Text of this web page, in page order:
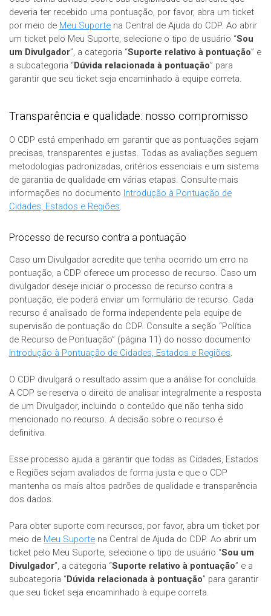
deveria ter recebido uma pontuação, por favor, abra um ticket
por meio de Meu Suporte na Central de Ajuda do CDP. Ao abrir
um ticket pelo Meu Suporte, selecione o tipo de usuário “Sou
um Divulgador”, a categoria “Suporte relativo à pontuação” e
a subcategoria “Dúvida relacionada à pontuação” para
garantir que seu ticket seja encaminhado à equipe correta.
Transparência e qualidade: nosso compromisso
O CDP está empenhado em garantir que as pontuações sejam
precisas, transparentes e justas. Todas as avaliações seguem
metodologias padronizadas, critérios essenciais e um sistema
de garantia de qualidade em várias etapas. Consulte mais
informações no documento Introdução à Pontuação de
Cidades, Estados e Regiões.
Processo de recurso contra a pontuação
Caso um Divulgador acredite que tenha ocorrido um erro na
pontuação, a CDP oferece um processo de recurso. Caso um
divulgador deseje iniciar o processo de recurso contra a
pontuação, ele poderá enviar um formulário de recurso. Cada
recurso é analisado de forma independente pela equipe de
supervisão de pontuação do CDP. Consulte a seção “Política
de Recurso de Pontuação” (página 11) do nosso documento
Introdução à Pontuação de Cidades, Estados e Regiões.
O CDP divulgará o resultado assim que a análise for concluída.
A CDP se reserva o direito de analisar integralmente a resposta
de um Divulgador, incluindo o conteúdo que não tenha sido
mencionado no recurso. A decisão sobre o recurso é
definitiva.
Esse processo ajuda a garantir que todas as Cidades, Estados
e Regiões sejam avaliados de forma justa e que o CDP
mantenha os mais altos padrões de qualidade e transparência
dos dados.
Para obter suporte com recursos, por favor, abra um ticket por
meio de Meu Suporte na Central de Ajuda do CDP. Ao abrir um
ticket pelo Meu Suporte, selecione o tipo de usuário “Sou um
Divulgador”, a categoria “Suporte relativo à pontuação” e a
subcategoria “Dúvida relacionada à pontuação” para garantir
que seu ticket seja encaminhado à equipe correta.